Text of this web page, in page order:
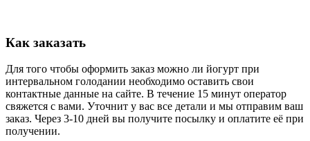
Как заказать
Для того чтобы оформить заказ можно ли йогурт при
интервальном голодании необходимо оставить свои
контактные данные на сайте. В течение 15 минут оператор
свяжется с вами. Уточнит у вас все детали и мы отправим ваш
заказ. Через 3-10 дней вы получите посылку и оплатите её при
получении.